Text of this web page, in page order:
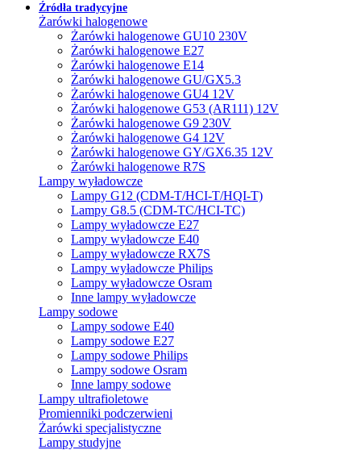
Źródła tradycyjne
Żarówki halogenowe
Żarówki halogenowe GU10 230V
Żarówki halogenowe E27
Żarówki halogenowe E14
Żarówki halogenowe GU/GX5.3
Żarówki halogenowe GU4 12V
Żarówki halogenowe G53 (AR111) 12V
Żarówki halogenowe G9 230V
Żarówki halogenowe G4 12V
Żarówki halogenowe GY/GX6.35 12V
Żarówki halogenowe R7S
Lampy wyładowcze
Lampy G12 (CDM-T/HCI-T/HQI-T)
Lampy G8.5 (CDM-TC/HCI-TC)
Lampy wyładowcze E27
Lampy wyładowcze E40
Lampy wyładowcze RX7S
Lampy wyładowcze Philips
Lampy wyładowcze Osram
Inne lampy wyładowcze
Lampy sodowe
Lampy sodowe E40
Lampy sodowe E27
Lampy sodowe Philips
Lampy sodowe Osram
Inne lampy sodowe
Lampy ultrafioletowe
Promienniki podczerwieni
Żarówki specjalistyczne
Lampy studyjne